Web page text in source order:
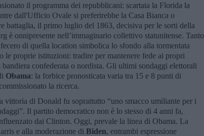
il programma dei repubblicani: scartata la Florida la
dall'Ufficio Ovale si preferirebbe la Casa Bianca o
battaglia, il primo luglio del 1863, decisiva per le sorti della
è onnipresente nell’immaginario collettivo statunitense. Tanto
di quella location simbolica lo sfondo alla tormentata
le proprie istituzioni: tradire per mantenere fede ai propri
confederata o nordista. Gli ultimi sondaggi elettorali
Obama: la forbice pronosticata varia tra 15 e 8 punti di
la ricerca.
vittoria di Donald fu soprattutto “uno smacco umiliante per i
Il partito democratico non è lo stesso di 4 anni fa,
dai Clinton. Oggi, prevale la linea di Obama. La
e alla moderazione di Biden, entrambi espressione